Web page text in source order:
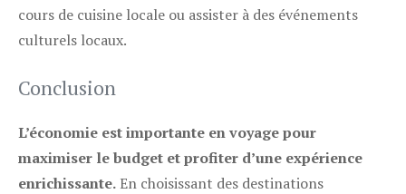
cours de cuisine locale ou assister à des événements
culturels locaux.
Conclusion
L’économie est importante en voyage pour
maximiser le budget et profiter d’une expérience
enrichissante.En choisissant des destinations